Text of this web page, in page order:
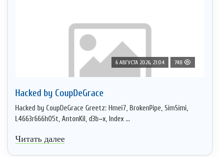
6 АВГУСТА 2026, 21:04 748
Hacked by CoupDeGrace
Hacked by CoupDeGrace Greetz: Hmei7, BrokenPipe, SimSimi,
L4663r666h05t, AntonKil, d3b~x, Index ...
Читать далее